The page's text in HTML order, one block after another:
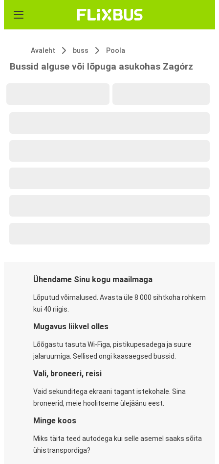
Avaleht buss Poola
Bussid alguse või lõpuga asukohas Zagórz
Ühendame Sinu kogu maailmaga
Lõputud võimalused. Avasta üle 8 000 sihtkoha rohkem
kui 40 riigis.
Mugavus liikvel olles
Lõõgastu tasuta Wi-Figa, pistikupesadega ja suure
jalaruumiga. Sellised ongi kaasaegsed bussid.
Vali, broneeri, reisi
Vaid sekunditega ekraani tagant istekohale. Sina
broneerid, meie hoolitseme ülejäänu eest.
Minge koos
Miks täita teed autodega kui selle asemel saaks sõita
ühistranspordiga?